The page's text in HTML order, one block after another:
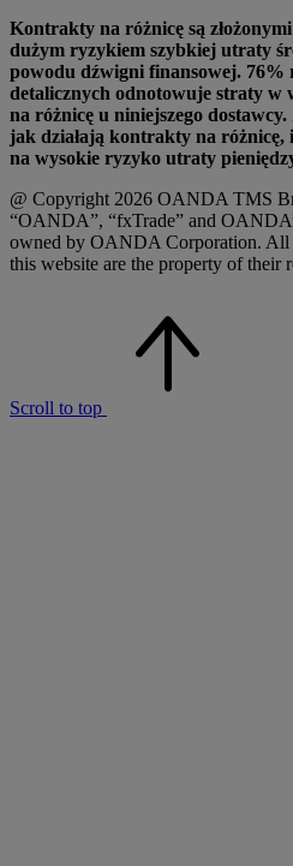
Kontrakty na różnicę są
dużym ryzykiem szybkiej utraty
powodu dźwigni finansowej.
detalicznych odnotowuje straty
na różnicę u niniejszego
jak działają kontrakty na różnicę,
na wysokie ryzyko utraty
@ Copyright 2026 OANDA TMS
“OANDA”, “fxTrade” and
owned by OANDA Corporation. All
this website are the property of their
Scroll to top